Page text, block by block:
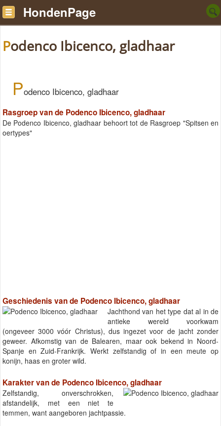
HondenPage
Podenco Ibicenco, gladhaar
Podenco Ibicenco, gladhaar
Rasgroep van de Podenco Ibicenco, gladhaar
De Podenco Ibicenco, gladhaar behoort tot de Rasgroep "Spitsen en
oertypes"
Geschiedenis van de Podenco Ibicenco, gladhaar
Jachthond van het type dat al in de
antieke wereld voorkwam
(ongeveer 3000 vóór Christus), dus ingezet voor de jacht zonder
geweer. Afkomstig van de Balearen, maar ook bekend in Noord-
Spanje en Zuid-Frankrijk. Werkt zelfstandig of in een meute op
konijn, haas en groter wild.
Karakter van de Podenco Ibicenco, gladhaar
Zelfstandig, onverschrokken,
afstandelijk, met een niet te
temmen, want aangeboren jachtpassie.